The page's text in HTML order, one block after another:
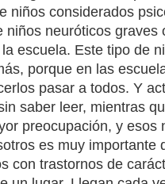
niños considerados
niños neuróticos graves
escuela. Este tipo de
porque en las
pasar a todos. Y
saber leer, mientras
preocupación, y esos
es muy importante
con trastornos de